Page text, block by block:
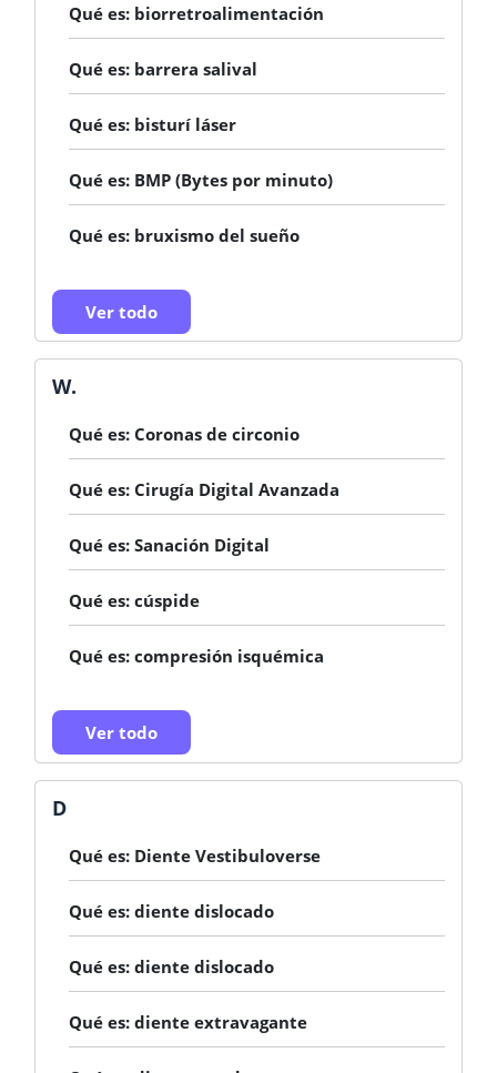
Qué es: biorretroalimentación
Qué es: barrera salival
Qué es: bisturí láser
Qué es: BMP (Bytes por minuto)
Qué es: bruxismo del sueño
Ver todo
W.
Qué es: Coronas de circonio
Qué es: Cirugía Digital Avanzada
Qué es: Sanación Digital
Qué es: cúspide
Qué es: compresión isquémica
Ver todo
D
Qué es: Diente Vestibuloverse
Qué es: diente dislocado
Qué es: diente dislocado
Qué es: diente extravagante